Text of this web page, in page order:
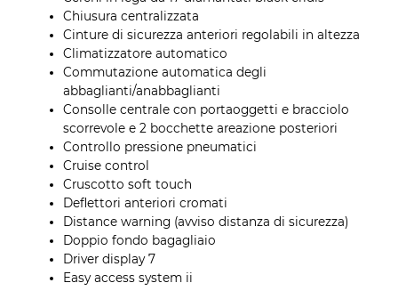
Chiusura centralizzata
Cinture di sicurezza anteriori regolabili in altezza
Climatizzatore automatico
Commutazione automatica degli
abbaglianti/anabbaglianti
Consolle centrale con portaoggetti e bracciolo
scorrevole e 2 bocchette areazione posteriori
Controllo pressione pneumatici
Cruise control
Cruscotto soft touch
Deflettori anteriori cromati
Distance warning (avviso distanza di sicurezza)
Doppio fondo bagagliaio
Driver display 7
Easy access system ii